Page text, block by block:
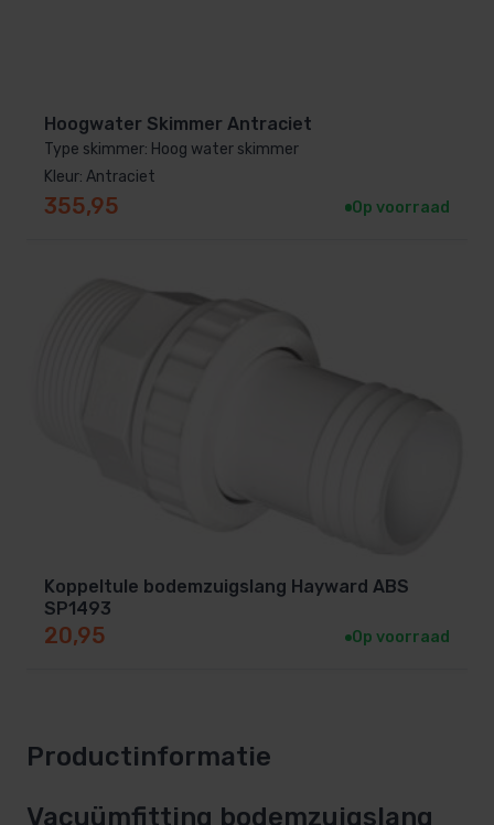
Hoogwater Skimmer Antraciet
Type skimmer: Hoog water skimmer
Kleur: Antraciet
355,95 Op voorraad
Koppeltule bodemzuigslang Hayward ABS
SP1493
20,95 Op voorraad
Productinformatie
Vacuümfitting bodemzuigslang